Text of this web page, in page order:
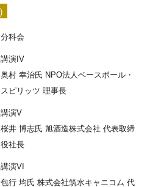
分科会
講演IV
奥村 幸治氏 NPO法人ベースボール・
スピリッツ 理事長
講演V
桜井 博志氏 旭酒造株式会社 代表取締
役社長
講演VI
包行 均氏 株式会社筑水キャニコム 代